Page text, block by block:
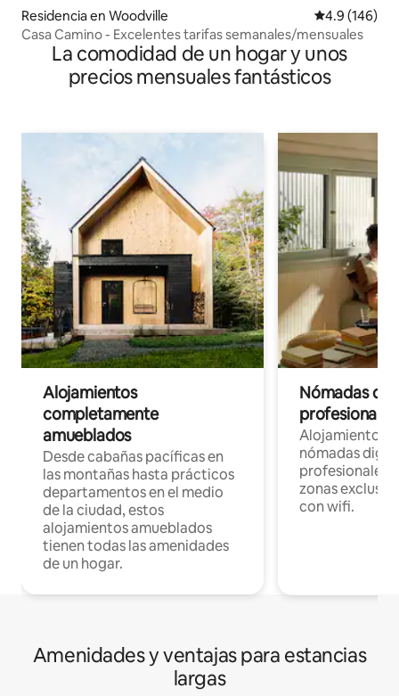
Residencia en Woodville Calificación
4.9 (146)
Casa Camino - Excelentes tarifas semanales/mensuales
La comodidad de un hogar y unos
precios mensuales fantásticos
Alojamientos
completamente
amueblados
Desde cabañas pacíficas en
las montañas hasta prácticos
departamentos en el medio
de la ciudad, estos
alojamientos amueblados
tienen todas las amenidades
de un hogar.
Nómadas
Alojamientos
nómadas
profesionales
zonas
con wifi.
Amenidades y ventajas para estancias
largas